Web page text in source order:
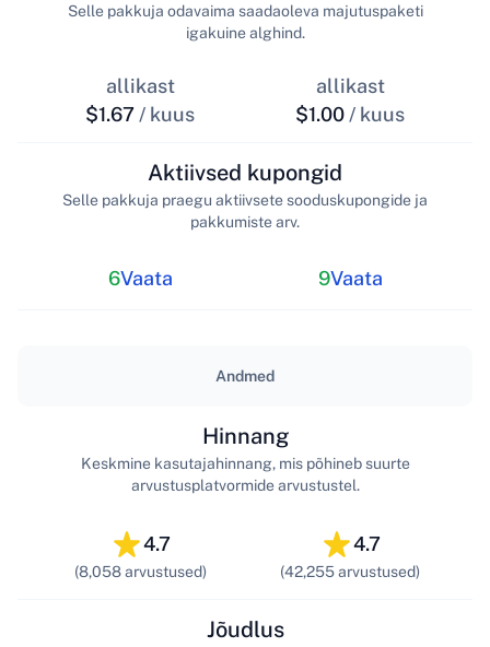
allikast
$1.67 / kuus
Selle pakkuja odavaima saadaoleva majutuspaketi
igakuine alghind.
allikast
$1.00 / kuus
6Vaata
Aktiivsed kupongid
Selle pakkuja praegu aktiivsete sooduskupongide ja
pakkumiste arv.
9Vaata
Andmed
4.7
(8,058 arvustused)
Hinnang
Keskmine kasutajahinnang, mis põhineb suurte
arvustusplatvormide arvustustel.
4.7
(42,255 arvustused)
Jõudlus